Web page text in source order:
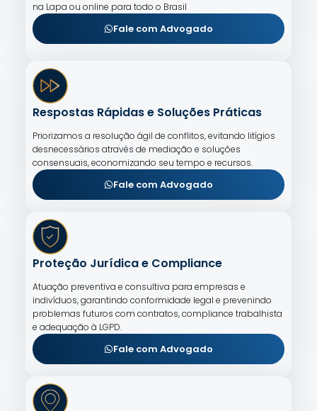
na Lapa ou online para todo o Brasil
Fale com Advogado
Respostas Rápidas e Soluções Práticas
Priorizamos a resolução ágil de conflitos, evitando litígios
desnecessários através de mediação e soluções
consensuais, economizando seu tempo e recursos.
Fale com Advogado
Proteção Jurídica e Compliance
Atuação preventiva e consultiva para empresas e
indivíduos, garantindo conformidade legal e prevenindo
problemas futuros com contratos, compliance trabalhista
e adequação à LGPD.
Fale com Advogado